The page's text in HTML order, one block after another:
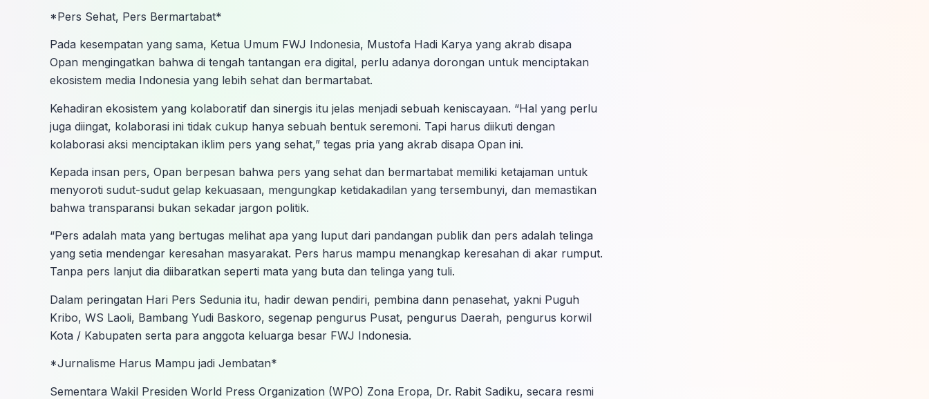
*Pers Sehat, Pers Bermartabat*
Pada kesempatan yang sama, Ketua Umum FWJ Indonesia, Mustofa Hadi Karya yang akrab disapa
Opan mengingatkan bahwa di tengah tantangan era digital, perlu adanya dorongan untuk menciptakan
ekosistem media Indonesia yang lebih sehat dan bermartabat.
Kehadiran ekosistem yang kolaboratif dan sinergis itu jelas menjadi sebuah keniscayaan. “Hal yang perlu
juga diingat, kolaborasi ini tidak cukup hanya sebuah bentuk seremoni. Tapi harus diikuti dengan
kolaborasi aksi menciptakan iklim pers yang sehat,” tegas pria yang akrab disapa Opan ini.
Kepada insan pers, Opan berpesan bahwa pers yang sehat dan bermartabat memiliki ketajaman untuk
menyoroti sudut-sudut gelap kekuasaan, mengungkap ketidakadilan yang tersembunyi, dan memastikan
bahwa transparansi bukan sekadar jargon politik.
“Pers adalah mata yang bertugas melihat apa yang luput dari pandangan publik dan pers adalah telinga
yang setia mendengar keresahan masyarakat. Pers harus mampu menangkap keresahan di akar rumput.
Tanpa pers lanjut dia diibaratkan seperti mata yang buta dan telinga yang tuli.
Dalam peringatan Hari Pers Sedunia itu, hadir dewan pendiri, pembina dann penasehat, yakni Puguh
Kribo, WS Laoli, Bambang Yudi Baskoro, segenap pengurus Pusat, pengurus Daerah, pengurus korwil
Kota / Kabupaten serta para anggota keluarga besar FWJ Indonesia.
*Jurnalisme Harus Mampu jadi Jembatan*
Sementara Wakil Presiden World Press Organization (WPO) Zona Eropa, Dr. Rabit Sadiku, secara resmi